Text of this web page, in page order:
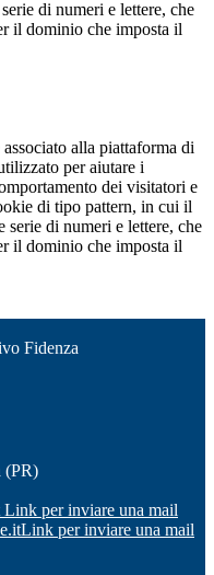
di numeri e lettere, che
il dominio che imposta il
alla piattaforma di
per aiutare i
dei visitatori e
di tipo pattern, in cui il
serie di numeri e lettere, che
il dominio che imposta il
Fidenza
(PR)
Link per inviare una mail
Link per inviare una mail